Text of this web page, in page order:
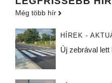
Még több hír
HÍREK -
Új zebrával